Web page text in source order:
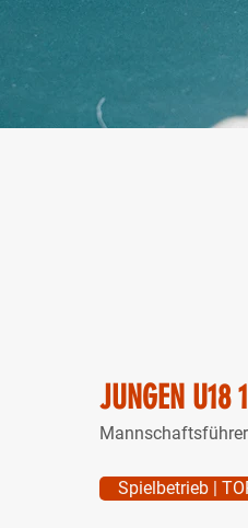
JUNGEN U18 1
Spielbetrieb |